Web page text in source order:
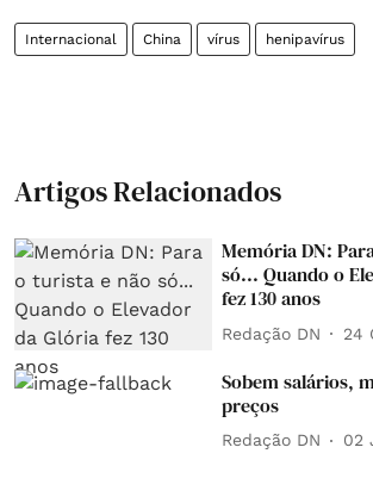
Internacional China vírus henipavírus
Artigos Relacionados
Memória DN:
só... Quando o
fez 130 anos
Redação DN 24
Sobem salários,
preços
Redação DN 02